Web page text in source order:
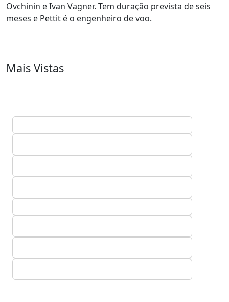
Ovchinin e Ivan Vagner. Tem duração prevista de seis
meses e Pettit é o engenheiro de voo.
Mais Vistas